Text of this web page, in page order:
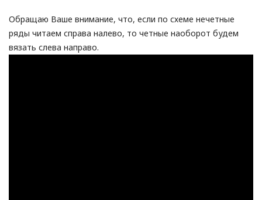
Обращаю Ваше внимание, что, если по схеме нечетные
ряды читаем справа налево, то четные наоборот будем
вязать слева направо.